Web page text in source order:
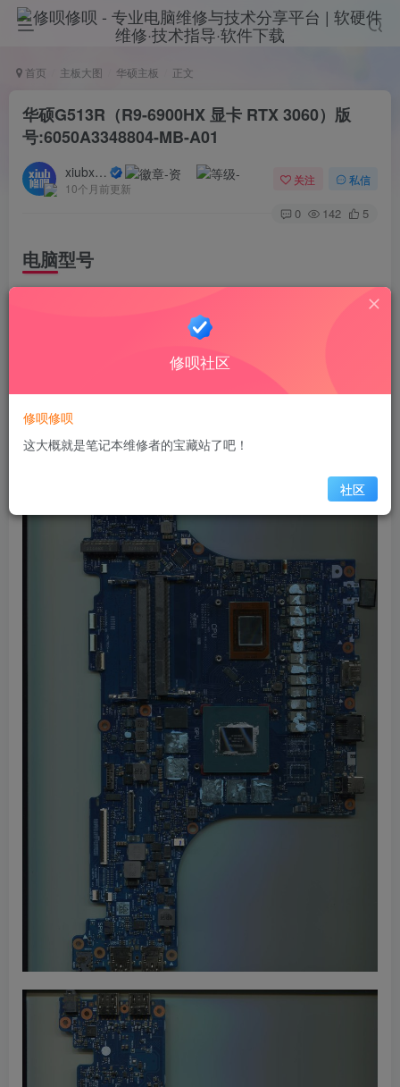
首页 主板大图 华硕主板 正文
华硕G513R（R9-6900HX 显卡 RTX 3060）版
号:6050A3348804-MB-A01
xiubxiub
10个月前更新
关注 私信
0 142 5
电脑型号
（R9-6900HX 显卡 RTX 3060）版号:6050A3348804-MB-
A01
样图展示（缩略图）
修呗社区
修呗修呗
这大概就是笔记本维修者的宝藏站了吧！
社区